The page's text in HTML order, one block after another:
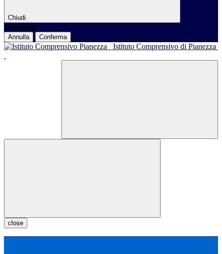
Chiudi
Conferma
Annulla Conferma
Istituto Comprensivo di Pianezza
close